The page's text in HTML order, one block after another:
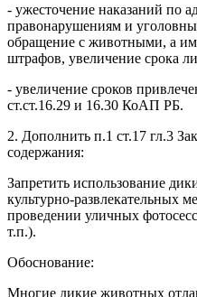
- ужесточение наказаний по
правонарушениям и
обращение с животными, а
штрафов, увеличение срока
- увеличение сроков
ст.ст.16.29 и 16.30 КоАП РБ.
2. Дополнить п.1 ст.17 гл.3
содержания:
Запретить использование
культурно-развлекательных
проведении уличных
т.п.).
Обоснование:
Многие дикие животных